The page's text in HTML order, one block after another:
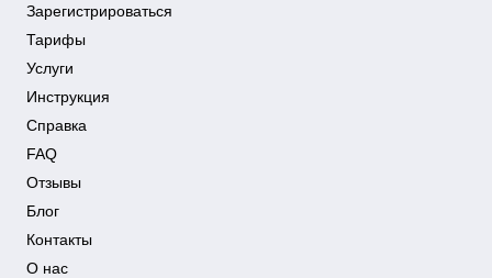
Зарегистрироваться
Тарифы
Услуги
Инструкция
Справка
FAQ
Отзывы
Блог
Контакты
О нас